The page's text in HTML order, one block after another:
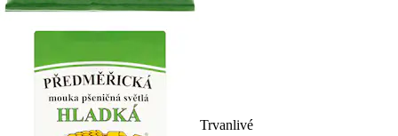
Trvanlivé